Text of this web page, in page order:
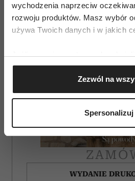
wychodzenia naprzeciw
rozwoju produktów. Masz wybór
używa Twoich danych i w jakich
Jeśli wyrazisz na to zgodę,
Gromadzić dane
geograficznej z dokładnością
Identyfikować Twoje
(fingerprinting, czyli wirtualny
dane są przetwarzane oraz ustaw
. W Deklaracji
Zezwól na
Spersonalizuj
WYDANIE